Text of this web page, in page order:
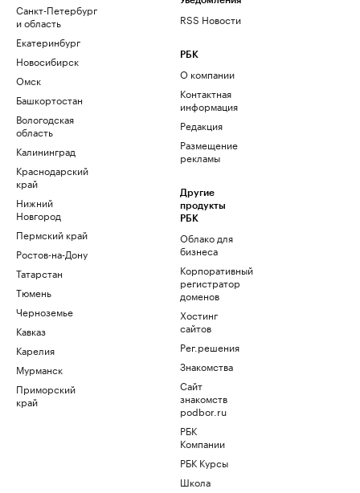
Санкт-Петербург
и область
Екатеринбург
Новосибирск
Омск
Башкортостан
Вологодская
область
Калининград
Краснодарский
край
Нижний
Новгород
Пермский край
Ростов-на-Дону
Татарстан
Тюмень
Черноземье
Кавказ
Карелия
Мурманск
Приморский
край
RSS Новости
РБК
О компании
Контактная
информация
Редакция
Размещение
рекламы
Другие
продукты
РБК
Облако для
бизнеса
Корпоративный
регистратор
доменов
Хостинг
сайтов
Рег.решения
Знакомства
Сайт
знакомств
podbor.ru
РБК
Компании
РБК Курсы
Школа